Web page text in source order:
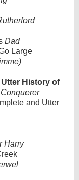
Dad
Large
History of
and Utter
Harry